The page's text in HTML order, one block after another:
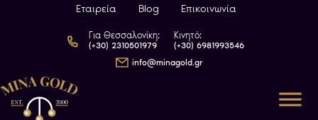
Εταιρεία Blog Επικοινωνία
Για Θεσσαλονίκη:
(+30) 2310501979
Κινητό:
(+30) 6981993546
info@minagold.gr